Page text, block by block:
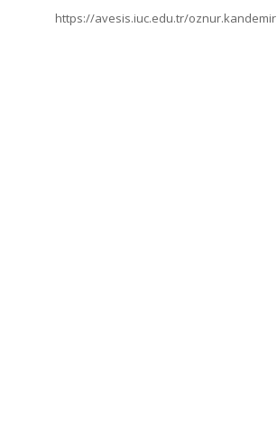
https://avesis.iuc.edu.tr/oznur.kandemir